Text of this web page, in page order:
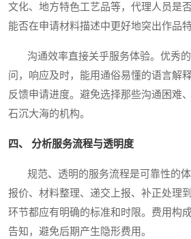
文化、地方特色工艺品等，代理人员是
能否在申请材料描述中更好地突出作品特
沟通效率直接关乎服务体验。优秀的
问，响应及时，能用通俗易懂的语言解
反馈申请进度。避免选择那些沟通困难
石沉大海的机构。
四、 分析服务流程与透明度
规范、透明的服务流程是可靠性的体
报价、材料整理、递交上报、补正处理
环节都应有明确的标准和时限。费用构
告知，避免后期产生隐形费用。